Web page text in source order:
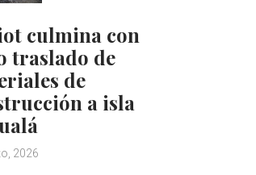
culmina con
traslado de
de
a isla
2026